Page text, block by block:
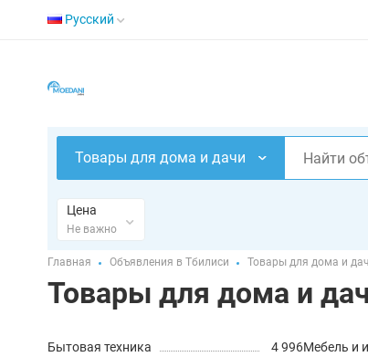
Русский
Товары для дома и дачи
Цена
Не важно
Главная Объявления в Тбилиси Товары для дома и
Товары для дома и
Бытовая техника 4 996Мебель и